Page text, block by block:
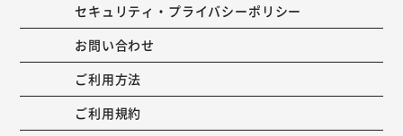
セキュリティ・プライバシーポリシー
お問い合わせ
ご利用方法
ご利用規約